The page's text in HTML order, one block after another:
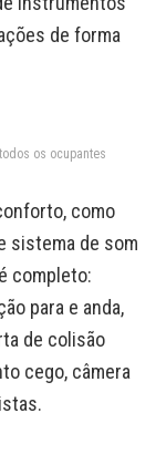
de forma
os ocupantes
como
sistema de som
completo:
para e anda,
de colisão
cego, câmera